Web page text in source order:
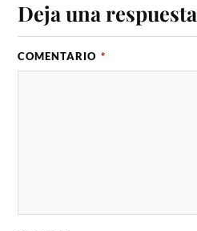
Deja una respuesta
COMENTARIO *